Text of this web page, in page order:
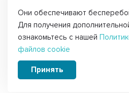
Главная
Политика интернет-
Политика
Открыть
Они обеспечивают
Для получения
ознакомьтесь с нашей
файлов cookie
Принять